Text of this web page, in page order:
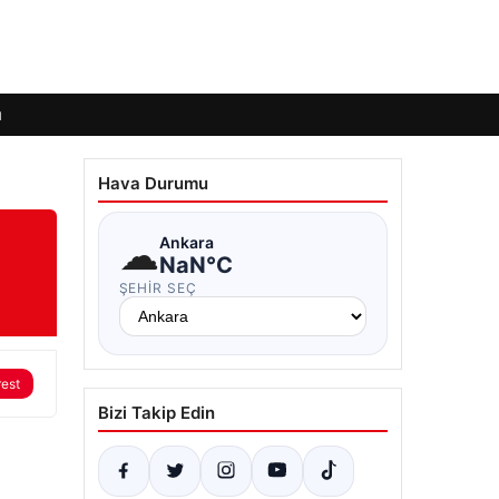
Hava Durumu
☁Ankara
NaN°C
ŞEHIR SEÇ
Bizi Takip Edin